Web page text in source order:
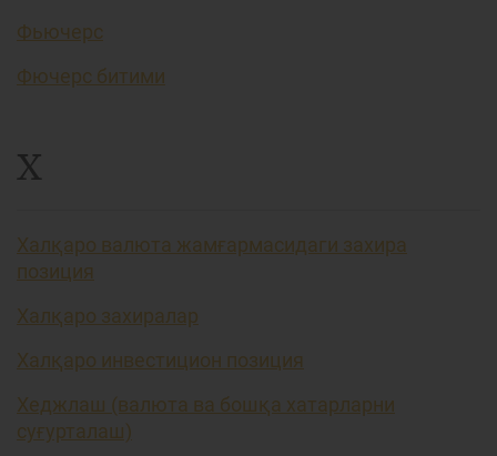
Фьючерс
Фючерс битими
Х
Халқаро валюта жамғармасидаги захира
позиция
Халқаро захиралар
Халқаро инвестицион позиция
Хеджлаш (валюта ва бошқа хатарларни
суғурталаш)